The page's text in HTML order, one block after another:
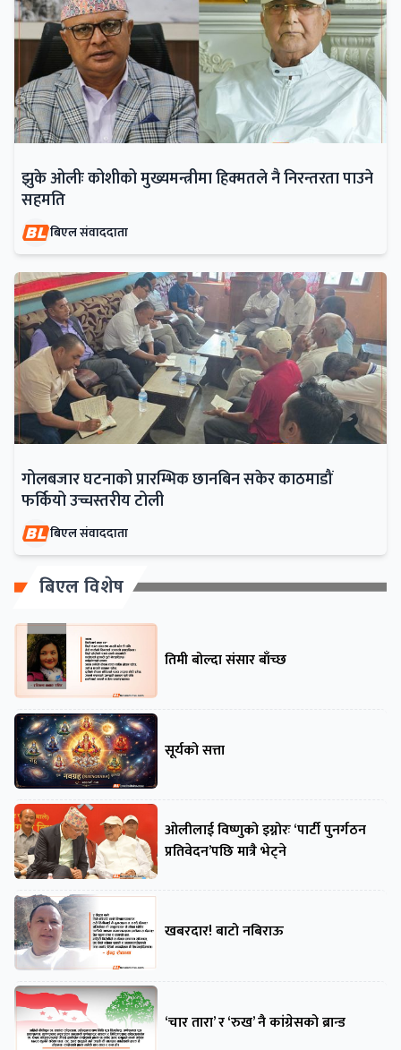
झुके ओलीः कोशीको मुख्यमन्त्रीमा हिक्मतले नै निरन्तरता पाउने
सहमति
बिएल संवाददाता
गोलबजार घटनाको प्रारम्भिक छानबिन सकेर काठमाडौं
फर्कियो उच्चस्तरीय टोली
बिएल संवाददाता
बिएल विशेष
तिमी बोल्दा संसार बाँच्छ
सूर्यको सत्ता
ओलीलाई विष्णुको इग्नोरः ‘पार्टी पुनर्गठन
प्रतिवेदन’पछि मात्रै भेट्ने
खबरदार! बाटो नबिराऊ
‘चार तारा’ र ‘रुख’ नै कांग्रेसको ब्रान्ड